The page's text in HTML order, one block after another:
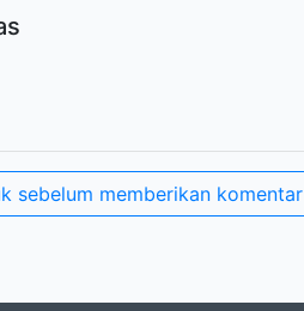
sebelum memberikan komentar